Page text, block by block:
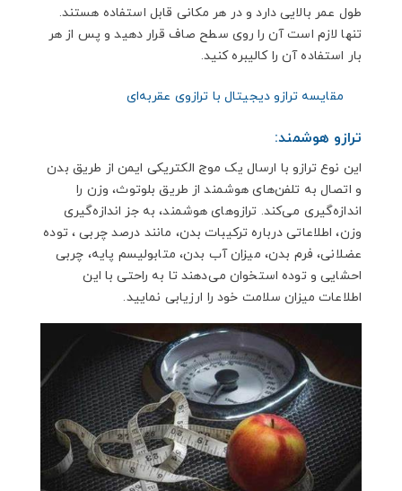
طول عمر بالایی دارد و در هر مکانی قابل استفاده هستند.
تنها لازم است آن را روی سطح صاف قرار دهید و پس از هر
بار استفاده آن را کالیبره کنید.
مقایسه ترازو دیجیتال با ترازوی عقربه‌ای
ترازو هوشمند:
این نوع ترازو با ارسال یک موج الکتریکی ایمن از طریق بدن
و اتصال به تلفن‌های هوشمند از طریق بلوتوث، وزن را
اندازه‌گیری می‌کند. ترازوهای هوشمند، به جز اندازه‌گیری
وزن، اطلاعاتی درباره ترکیبات بدن، مانند درصد چربی ، توده
عضلانی، فرم بدن، میزان آب بدن، متابولیسم پایه، چربی
احشایی و توده استخوان می‌دهند تا به راحتی با این
اطلاعات میزان سلامت خود را ارزیابی نمایید.